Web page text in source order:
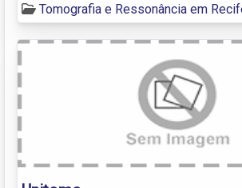
Tomografia e Ressonância em